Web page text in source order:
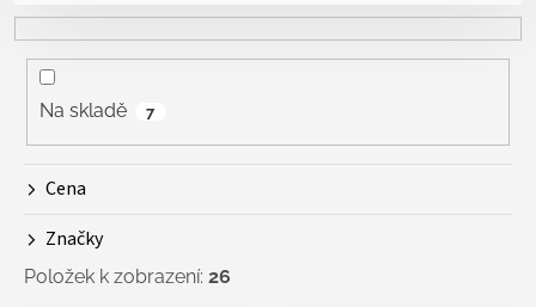
e
n
Na skladě 7
Cena
Značky
Položek k zobrazení: 26